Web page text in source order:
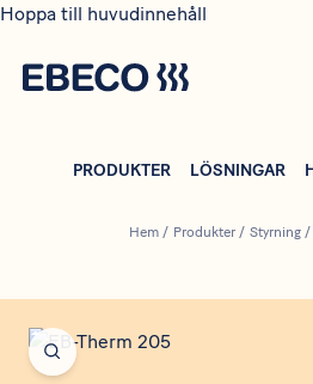
Hoppa till huvudinnehåll
PRODUKTER LÖSNINGAR
Hem/ Produkter/ Styrning/
Open fullscreen